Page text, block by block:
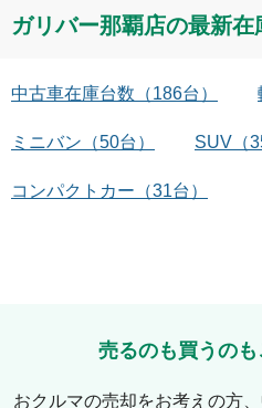
ガリバー那覇店の最新在
中古車在庫台数 （186台）
ミニバン （50台） SUV （
コンパクトカー （31台）
売るのも買うの
おクルマの売却をお考えの方